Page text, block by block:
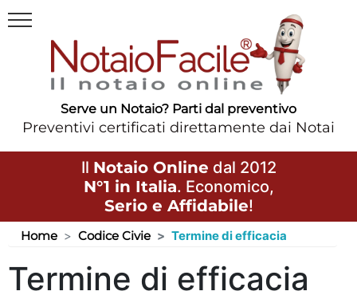
Serve un Notaio? Parti dal preventivo
Preventivi certificati direttamente dai Notai
Il Notaio Online dal 2012
N°1 in Italia. Economico,
Serio e Affidabile!
Home Codice Civie Termine di efficacia
Termine di efficacia